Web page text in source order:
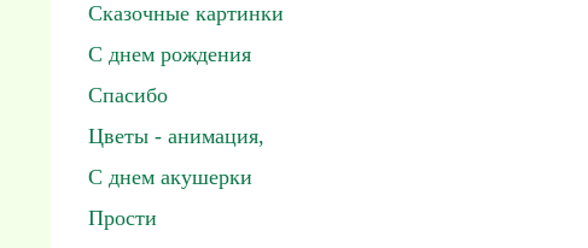
Сказочные картинки
С днем рождения
Спасибо
Цветы - анимация,
С днем акушерки
Прости